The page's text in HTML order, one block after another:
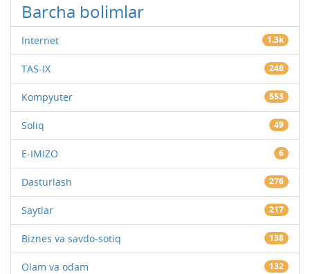
Barcha bolimlar
Internet 1.3k
TAS-IX 248
Kompyuter 553
Soliq 49
E-IMIZO 6
Dasturlash 276
Saytlar 217
Biznes va savdo-sotiq 138
Olam va odam 132